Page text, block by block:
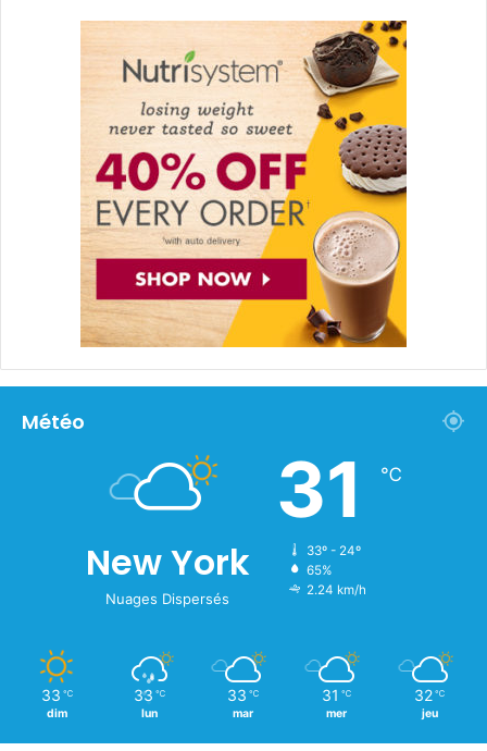
Météo
New York
Nuages Dispersés
31 ℃
33º - 24º
65%
2.24 km/h
33 ℃
dim
33 ℃
lun
33 ℃
mar
31 ℃
mer
32 ℃
jeu